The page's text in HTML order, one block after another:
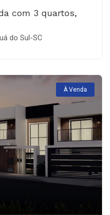
com 3 quartos,
do Sul-SC
À Venda